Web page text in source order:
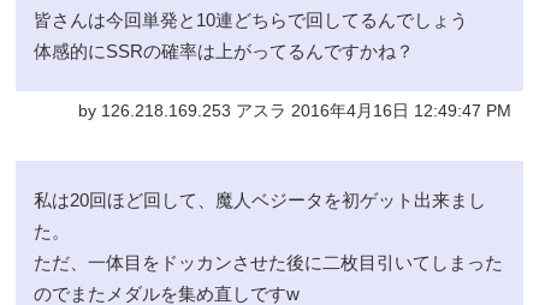
皆さんは今回単発と10連どちらで回してるんでしょう
体感的にSSRの確率は上がってるんですかね？
by 126.218.169.253 アスラ 2016年4月16日 12:49:47 PM
私は20回ほど回して、魔人ベジータを初ゲット出来まし
た。
ただ、一体目をドッカンさせた後に二枚目引いてしまった
のでまたメダルを集め直しですw